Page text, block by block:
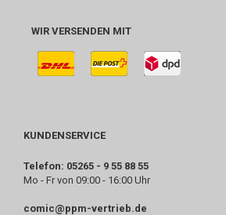
WIR VERSENDEN MIT
KUNDENSERVICE
Telefon: 05265 - 9 55 88 55
Mo - Fr von 09:00 - 16:00 Uhr
comic@ppm-vertrieb.de